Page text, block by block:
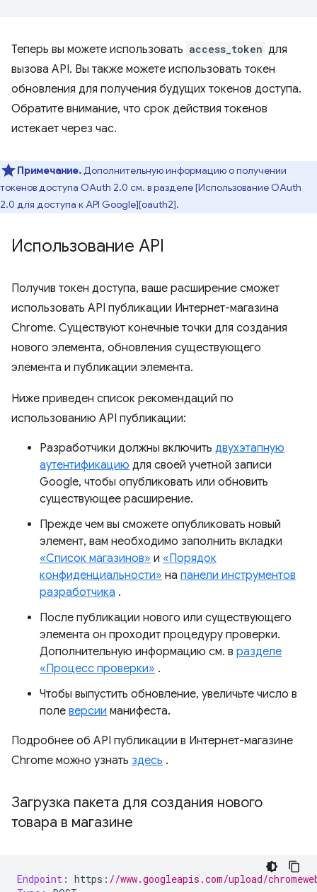
Теперь вы можете использовать access_token для
вызова API. Вы также можете использовать токен
обновления для получения будущих токенов доступа.
Обратите внимание, что срок действия токенов
истекает через час.
Примечание. Дополнительную информацию о получении
токенов доступа OAuth 2.0 см. в разделе [Использование OAuth
2.0 для доступа к API Google][oauth2].
Использование API
Получив токен доступа, ваше расширение сможет
использовать API публикации Интернет-магазина
Chrome. Существуют конечные точки для создания
нового элемента, обновления существующего
элемента и публикации элемента.
Ниже приведен список рекомендаций по
использованию API публикации:
Разработчики должны включить двухэтапную
аутентификацию для своей учетной записи
Google, чтобы опубликовать или обновить
существующее расширение.
Прежде чем вы сможете опубликовать новый
элемент, вам необходимо заполнить вкладки
«Список магазинов» и «Порядок
конфиденциальности» на панели инструментов
разработчика .
После публикации нового или существующего
элемента он проходит процедуру проверки.
Дополнительную информацию см. в разделе
«Процесс проверки» .
Чтобы выпустить обновление, увеличьте число в
поле версии манифеста.
Подробнее об API публикации в Интернет-магазине
Chrome можно узнать здесь .
Загрузка пакета для создания нового
товара в магазине
Endpoint : https : //www.googleapis.com/upload/